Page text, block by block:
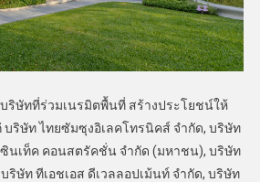
ทที่ร่วมเนรมิตพื้นที่ สร้างประโยชน์ให้
ริษัท ไทยซัมซุงอิเลคโทรนิคส์ จำกัด, บริษัท
ซินเท็ค คอนสตรัคชั่น จำกัด (มหาชน), บริษัท
ริษัท ทีเอชเอส ดีเวลลอปเม้นท์ จำกัด, บริษัท